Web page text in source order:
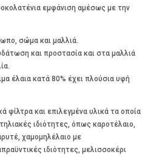
εμφάνιση αμέσως με την
σώμα και μαλλιά.
και προστασία και στα μαλλιά
έλαια κατά 80% έχει πλούσια υφή
φίλτρα και επιλεγμένα υλικά τα οποία
ιδιότητες, όπως καροτέλαιο,
χαμομηλέλαιο με
ιδιότητες, μελισσοκέρι